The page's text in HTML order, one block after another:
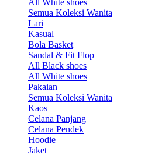
All White shoes
Semua Koleksi Wanita
Lari
Kasual
Bola Basket
Sandal & Fit Flop
All Black shoes
All White shoes
Pakaian
Semua Koleksi Wanita
Kaos
Celana Panjang
Celana Pendek
Hoodie
Jaket